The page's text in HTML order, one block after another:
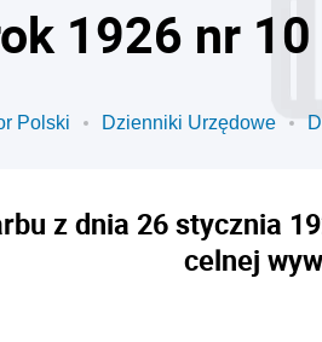
1926 nr
Polski Dzienniki Urzędowe
z dnia 26 stycznia
celnej